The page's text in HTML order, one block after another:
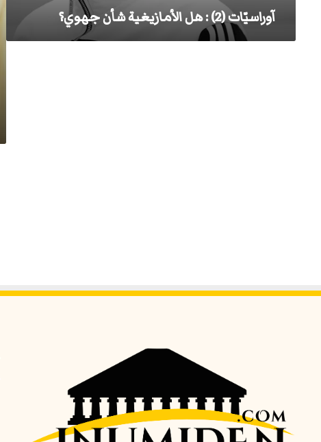
آوراسيّات (2) : هل الأمازيغية شأن جهوي؟